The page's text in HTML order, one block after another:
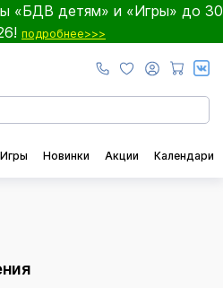
«БДВ детям» и «Игры» до 30
подробнее>>>
Игры Новинки Акции Календари